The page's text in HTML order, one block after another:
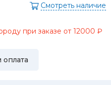
Смотреть наличие
при заказе от 12000 ₽
оплата